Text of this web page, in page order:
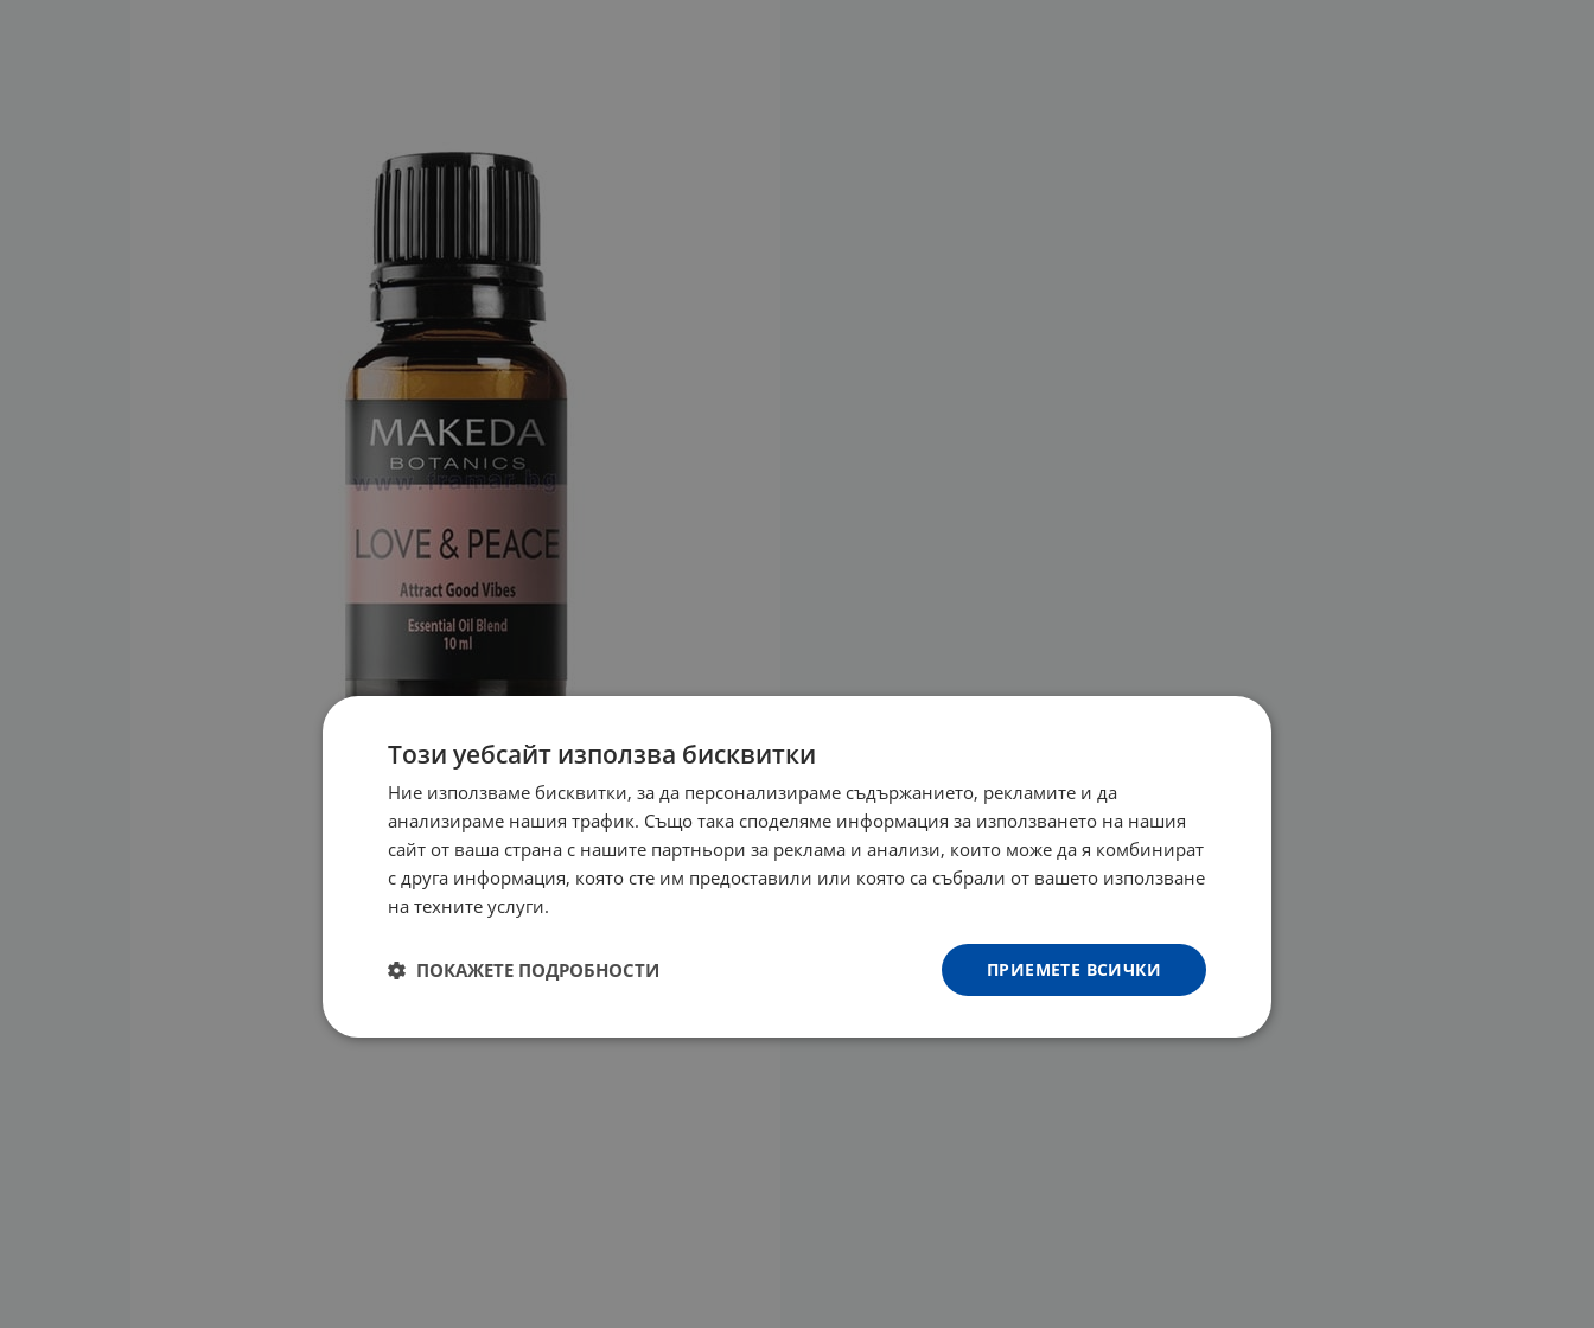
Този уебсайт използва бисквитки
Ние използваме бисквитки, за да персонализираме съдържанието, рекламите и да
анализираме нашия трафик. Също така споделяме информация за използването на нашия
сайт от ваша страна с нашите партньори за реклама и анализи, които може да я комбинират
с друга информация, която сте им предоставили или която са събрали от вашето използване
на техните услуги.
ПРИЕМЕТЕ ВСИЧКИ
ПОКАЖЕТЕ ПОДРОБНОСТИ